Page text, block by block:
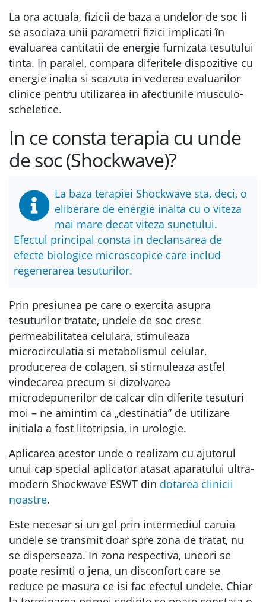
La ora actuala, fizicii de baza a undelor de soc li
se asociaza unii parametri fizici implicati în
evaluarea cantitatii de energie furnizata tesutului
tinta. In paralel, compara diferitele dispozitive cu
energie inalta si scazuta in vederea evaluarilor
clinice pentru utilizarea in afectiunile musculo-
scheletice.
In ce consta terapia cu unde
de soc (Shockwave)?
La baza terapiei Shockwave sta, deci, o
eliberare de energie inalta cu o viteza
mai mare decat viteza sunetului.
Efectul principal consta in declansarea de
efecte biologice microscopice care includ
regenerarea tesuturilor.
Prin presiunea pe care o exercita asupra
tesuturilor tratate, undele de soc cresc
permeabilitatea celulara, stimuleaza
microcirculatia si metabolismul celular,
producerea de colagen, si stimuleaza astfel
vindecarea precum si dizolvarea
microdepunerilor de calcar din diferite tesuturi
moi – ne amintim ca „destinatia” de utilizare
initiala a fost litotripsia, in urologie.
Aplicarea acestor unde o realizam cu ajutorul
unui cap special aplicator atasat aparatului ultra-
modern Shockwave ESWT din dotarea clinicii
noastre.
Este necesar si un gel prin intermediul caruia
undele se transmit doar spre zona de tratat, nu
se disperseaza. In zona respectiva, uneori se
poate resimti o jena, un disconfort care se
reduce pe masura ce isi fac efectul undele. Chiar